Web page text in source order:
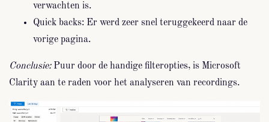
verwachten is.
Quick backs: Er werd zeer snel teruggekeerd naar de
vorige pagina.
Conclusie:Puur door de handige filteropties, is Microsoft
Clarity aan te raden voor het analyseren van recordings.